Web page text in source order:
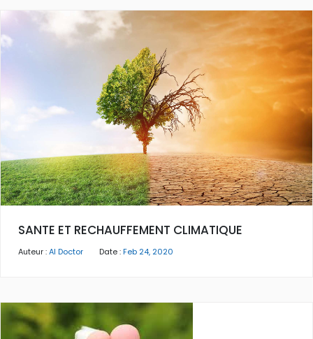
SANTE ET RECHAUFFEMENT CLIMATIQUE
Auteur :AI Doctor Date :Feb 24, 2020